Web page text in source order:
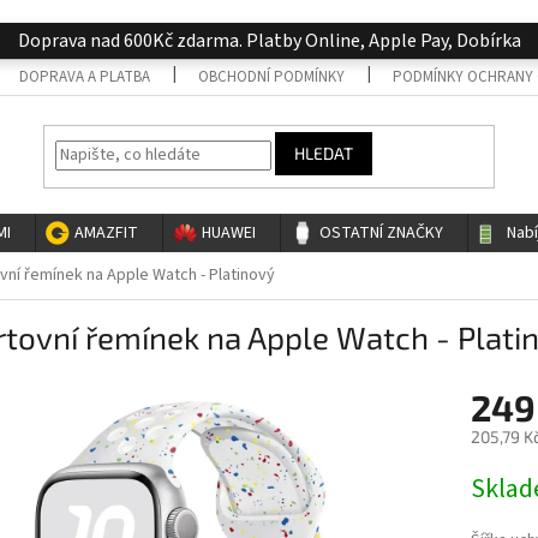
Doprava nad 600Kč zdarma. Platby Online, Apple Pay, Dobírka
DOPRAVA A PLATBA OBCHODNÍ PODMÍNKY PODMÍNKY OCHRANY
HLEDAT
AMAZFIT HUAWEI OSTATNÍ ZNAČKY
řemínek na Apple Watch - Platinový
řemínek na Apple Watch -
205,79
cena: